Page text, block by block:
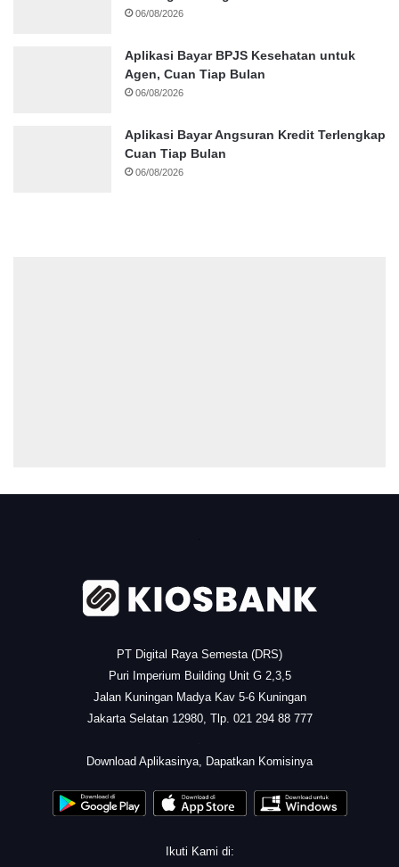
06/08/2026
Aplikasi Bayar BPJS Kesehatan untuk
Agen, Cuan Tiap Bulan
06/08/2026
Aplikasi Bayar Angsuran Kredit Terlengkap
Cuan Tiap Bulan
06/08/2026
PT Digital Raya Semesta (DRS)
Puri Imperium Building Unit G 2,3,5
Jalan Kuningan Madya Kav 5-6 Kuningan
Jakarta Selatan 12980, Tlp. 021 294 88 777
Download Aplikasinya, Dapatkan Komisinya
Ikuti Kami di: